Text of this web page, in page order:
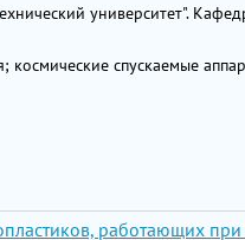
университет".
космические спускаемые
работающих